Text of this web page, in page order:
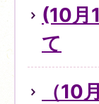
(10月
て
（10